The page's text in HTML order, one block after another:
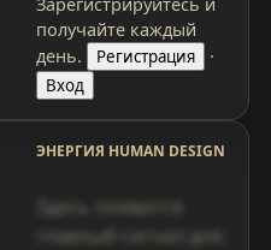
получайте каждый
день.
Регистрация ·
Вход
ЭНЕРГИЯ HUMAN DESIGN
Здесь появится
главный сигнал дня.